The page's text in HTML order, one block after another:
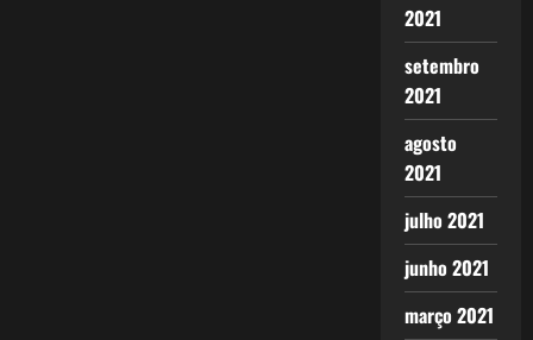
2021
setembro
2021
agosto
2021
julho 2021
junho 2021
março 2021